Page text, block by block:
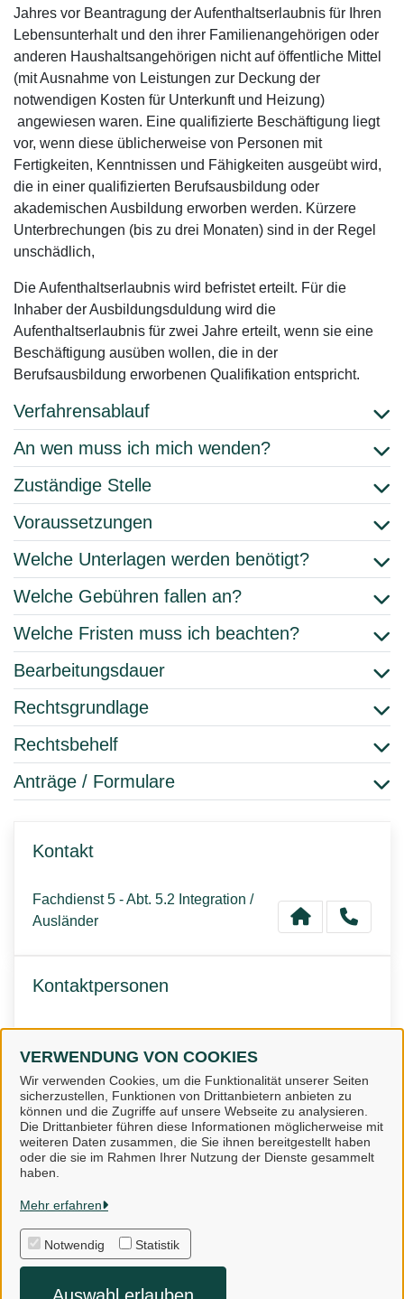
VERWENDUNG VON COOKIES
Wir verwenden Cookies, um die Funktionalität unserer Seiten
sicherzustellen, Funktionen von Drittanbietern anbieten zu
können und die Zugriffe auf unsere Webseite zu analysieren.
Die Drittanbieter führen diese Informationen möglicherweise mit
weiteren Daten zusammen, die Sie ihnen bereitgestellt haben
oder die sie im Rahmen Ihrer Nutzung der Dienste gesammelt
haben.
Mehr erfahren
Notwendig Statistik
Jahres vor Beantragung der Aufenthaltserlaubnis für Ihren
Lebensunterhalt und den ihrer Familienangehörigen oder
anderen Haushaltsangehörigen nicht auf öffentliche Mittel
(mit Ausnahme von Leistungen zur Deckung der
notwendigen Kosten für Unterkunft und Heizung)
angewiesen waren. Eine qualifizierte Beschäftigung liegt
vor, wenn diese üblicherweise von Personen mit
Fertigkeiten, Kenntnissen und Fähigkeiten ausgeübt wird,
die in einer qualifizierten Berufsausbildung oder
akademischen Ausbildung erworben werden. Kürzere
Unterbrechungen (bis zu drei Monaten) sind in der Regel
unschädlich,
Die Aufenthaltserlaubnis wird befristet erteilt. Für die
Inhaber der Ausbildungsduldung wird die
Aufenthaltserlaubnis für zwei Jahre erteilt, wenn sie eine
Beschäftigung ausüben wollen, die in der
Berufsausbildung erworbenen Qualifikation entspricht.
Verfahrensablauf
An wen muss ich mich wenden?
Zuständige Stelle
Voraussetzungen
Welche Unterlagen werden benötigt?
Welche Gebühren fallen an?
Welche Fristen muss ich beachten?
Bearbeitungsdauer
Rechtsgrundlage
Rechtsbehelf
Anträge / Formulare
Kontakt
Fachdienst 5 - Abt. 5.2 Integration /
Ausländer
Kontaktpersonen
Landkreis Osnabrück
Alle Rechte vorbehalten